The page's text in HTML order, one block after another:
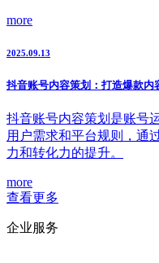
more
2025.09.13
抖音账号内容策划：打造爆款内
抖音账号内容策划是账号
用户需求和平台规则，通
力和转化力的提升。
more
查看更多
企业服务